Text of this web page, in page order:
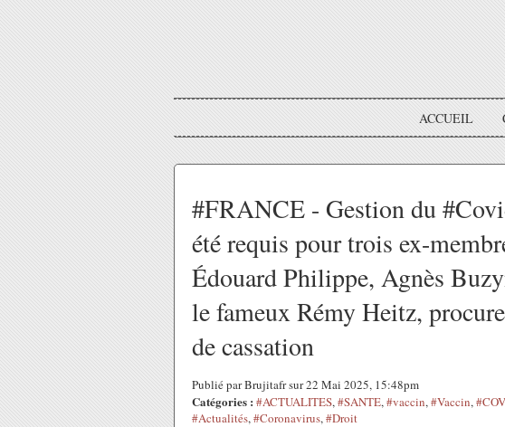
ACCUEIL
#FRANCE - Gestion du
été requis pour trois ex-
Édouard Philippe, Agnès
le fameux Rémy Heitz,
de cassation
Publié par Brujitafr sur 22 Mai 2025, 15:48pm
Catégories : #ACTUALITES,#SANTE,#vaccin,#Vaccin,
#Actualités,#Coronavirus,#Droit